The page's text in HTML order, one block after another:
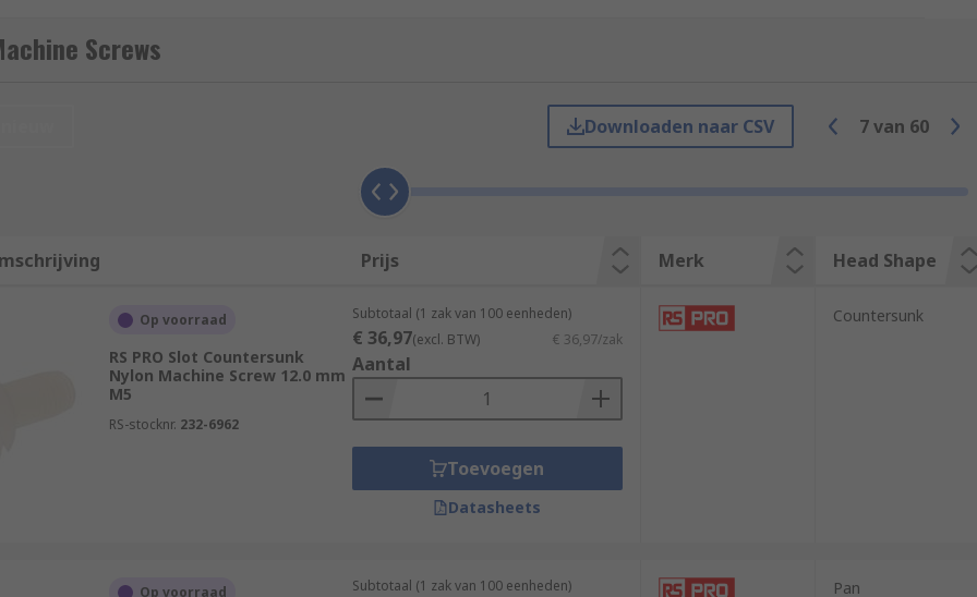
fixings for all your metalworking and panel building needs.
to suit various applications and environments. Materials include:
galvanized, or passivated which helps to deter rust.
head types. Choosing the right fastener must be carefully considered.
although there are other types around including Truss, Pan, Hex, and round.
Screws
Downloaden naar CSV 7van 60
Prijs Merk Head Shape
Op voorraad
RS PRO Slot Countersunk
Nylon Machine Screw 12.0 mm
M5
RS-stocknr. 232-6962
Subtotaal (1 zak van 100 eenheden)
€ 36,97(excl. BTW) € 36,97/zak
Aantal
Toevoegen
Datasheets
Countersunk
Op voorraad Subtotaal (1 zak van 100 eenheden) Pan